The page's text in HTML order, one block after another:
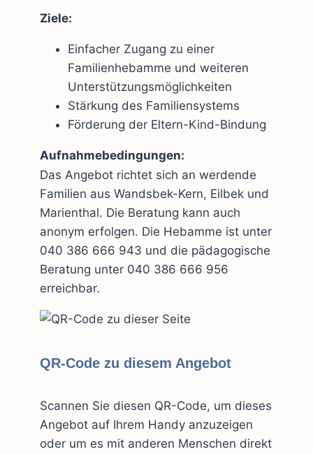
Ziele:
Einfacher Zugang zu einer
Familienhebamme und weiteren
Unterstützungsmöglichkeiten
Stärkung des Familiensystems
Förderung der Eltern-Kind-Bindung
Aufnahmebedingungen:
Das Angebot richtet sich an werdende
Familien aus Wandsbek-Kern, Eilbek und
Marienthal. Die Beratung kann auch
anonym erfolgen. Die Hebamme ist unter
040 386 666 943 und die pädagogische
Beratung unter 040 386 666 956
erreichbar.
QR-Code zu diesem Angebot
Scannen Sie diesen QR-Code, um dieses
Angebot auf Ihrem Handy anzuzeigen
oder um es mit anderen Menschen direkt